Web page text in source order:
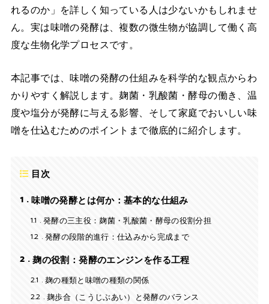
れるのか」を詳しく知っている人は少ないかもしれませ
ん。実は味噌の発酵は、複数の微生物が協調して働く高
度な生物化学プロセスです。
本記事では、味噌の発酵の仕組みを科学的な観点からわ
かりやすく解説します。麹菌・乳酸菌・酵母の働き、温
度や塩分が発酵に与える影響、そして家庭でおいしい味
噌を仕込むためのポイントまで徹底的に紹介します。
目次
1
味噌の発酵とは何か：基本的な仕組み
1.1
発酵の三主役：麹菌・乳酸菌・酵母の役割分担
1.2 発酵の段階的進行：仕込みから完成まで
2
麹の役割：発酵のエンジンを作る工程
2.1
麹の種類と味噌の種類の関係
2.2 麹歩合（こうじぶあい）と発酵のバランス